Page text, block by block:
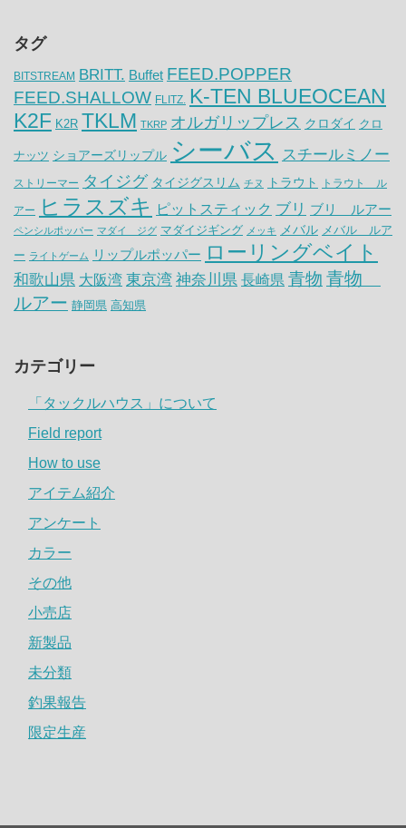
タグ
BITSTREAM BRITT. Buffet FEED.POPPER
FEED.SHALLOW FLITZ. K-TEN BLUEOCEAN
K2F K2R TKLM TKRP オルガリップレス クロダイ クロ
ナッツ ショアーズリップル シーバス スチールミノー
ストリーマー タイジグ タイジグスリム チヌ トラウト トラウト ル
アー ヒラスズキ ピットスティック ブリ ブリ ルアー
ペンシルポッパー マダイ ジグ マダイジギング メッキ メバル メバル ルア
ー ライトゲーム リップルポッパー ローリングベイト
和歌山県 大阪湾 東京湾 神奈川県 長崎県 青物 青物
ルアー 静岡県 高知県
カテゴリー
「タックルハウス」について
Field report
How to use
アイテム紹介
アンケート
カラー
その他
小売店
新製品
未分類
釣果報告
限定生産